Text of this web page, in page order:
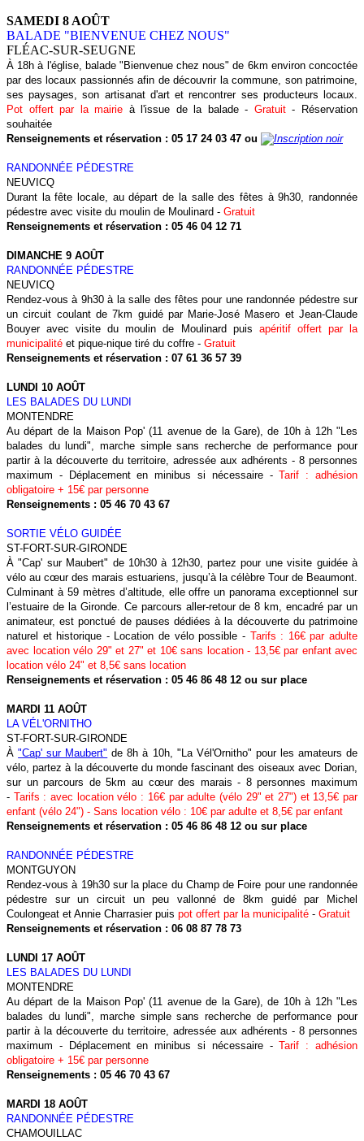
SAMEDI 8 AOÛT
BALADE "BIENVENUE CHEZ NOUS"
FLÉAC-SUR-SEUGNE
À 18h à l'église, balade "Bienvenue chez nous" de 6km environ concoctée
par des locaux passionnés afin de découvrir la commune, son patrimoine,
ses paysages, son artisanat d'art et rencontrer ses producteurs locaux.
Pot offert par la mairie à l'issue de la balade - Gratuit - Réservation
souhaitée
Renseignements et réservation : 05 17 24 03 47 ou
RANDONNÉE PÉDESTRE
NEUVICQ
Durant la fête locale, au départ de la salle des fêtes à 9h30, randonnée
pédestre avec visite du moulin de Moulinard - Gratuit
Renseignements et réservation : 05 46 04 12 71
DIMANCHE 9 AOÛT
RANDONNÉE PÉDESTRE
NEUVICQ
Rendez-vous à 9h30 à la salle des fêtes pour une randonnée pédestre sur
un circuit coulant de 7km guidé par Marie-José Masero et Jean-Claude
Bouyer avec visite du moulin de Moulinard puis apéritif offert par la
municipalité et pique-nique tiré du coffre - Gratuit
Renseignements et réservation : 07 61 36 57 39
LUNDI 10 AOÛT
LES BALADES DU LUNDI
MONTENDRE
Au départ de la Maison Pop' (11 avenue de la Gare), de 10h à 12h "Les
balades du lundi", marche simple sans recherche de performance pour
partir à la découverte du territoire, adressée aux adhérents - 8 personnes
maximum - Déplacement en minibus si nécessaire -Tarif : adhésion
obligatoire + 15€ par personne
Renseignements : 05 46 70 43 67
SORTIE VÉLO GUIDÉE
ST-FORT-SUR-GIRONDE
À "Cap' sur Maubert" de 10h30 à 12h30, partez pour une visite guidée à
vélo au cœur des marais estuariens, jusqu’à la célèbre Tour de Beaumont.
Culminant à 59 mètres d’altitude, elle offre un panorama exceptionnel sur
l’estuaire de la Gironde. Ce parcours aller-retour de 8 km, encadré par un
animateur, est ponctué de pauses dédiées à la découverte du patrimoine
naturel et historique - Location de vélo possible -Tarifs : 16€ par adulte
avec location vélo 29" et 27" et 10€ sans location - 13,5€ par enfant avec
location vélo 24" et 8,5€ sans location
Renseignements et réservation : 05 46 86 48 12 ou sur place
MARDI 11 AOÛT
LA VÉL'ORNITHO
ST-FORT-SUR-GIRONDE
À "Cap' sur Maubert" de 8h à 10h, "La Vél'Ornitho" pour les amateurs de
vélo, partez à la découverte du monde fascinant des oiseaux avec Dorian,
sur un parcours de 5km au cœur des marais - 8 personnes maximum
- Tarifs : avec location vélo : 16€ par adulte (vélo 29" et 27") et 13,5€ par
enfant (vélo 24") - Sans location vélo : 10€ par adulte et 8,5€ par enfant
Renseignements et réservation : 05 46 86 48 12 ou sur place
RANDONNÉE PÉDESTRE
MONTGUYON
Rendez-vous à 19h30 sur la place du Champ de Foire pour une randonnée
pédestre sur un circuit un peu vallonné de 8km guidé par Michel
Coulongeat et Annie Charrasier puis pot offert par la municipalité - Gratuit
Renseignements et réservation : 06 08 87 78 73
LUNDI 17 AOÛT
LES BALADES DU LUNDI
MONTENDRE
Au départ de la Maison Pop' (11 avenue de la Gare), de 10h à 12h "Les
balades du lundi", marche simple sans recherche de performance pour
partir à la découverte du territoire, adressée aux adhérents - 8 personnes
maximum - Déplacement en minibus si nécessaire - Tarif : adhésion
obligatoire + 15€ par personne
Renseignements : 05 46 70 43 67
MARDI 18 AOÛT
RANDONNÉE PÉDESTRE
CHAMOUILLAC